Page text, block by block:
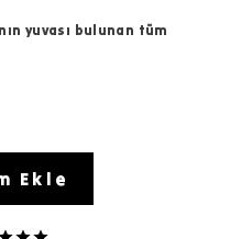
yuvası bulunan tüm
Ekle